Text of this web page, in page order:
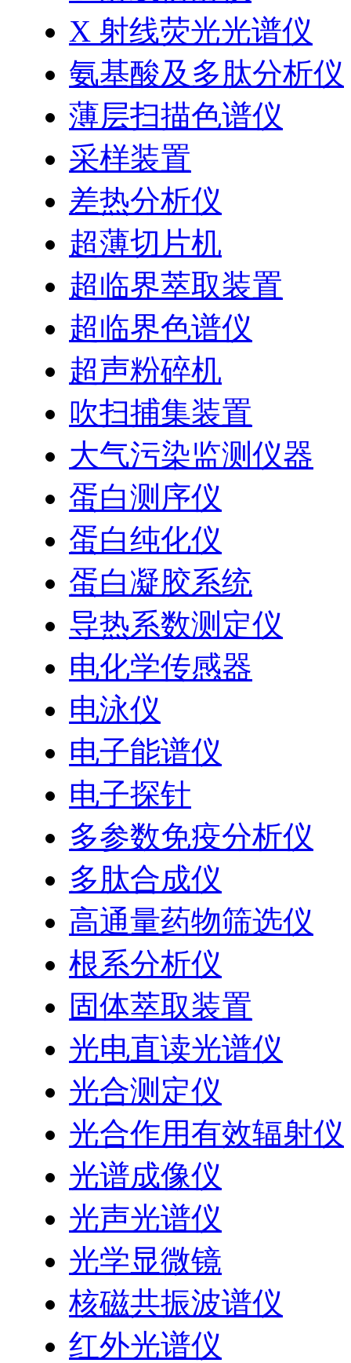
X 射线荧光光谱仪
氨基酸及多肽分析仪
薄层扫描色谱仪
采样装置
差热分析仪
超薄切片机
超临界萃取装置
超临界色谱仪
超声粉碎机
吹扫捕集装置
大气污染监测仪器
蛋白测序仪
蛋白纯化仪
蛋白凝胶系统
导热系数测定仪
电化学传感器
电泳仪
电子能谱仪
电子探针
多参数免疫分析仪
多肽合成仪
高通量药物筛选仪
根系分析仪
固体萃取装置
光电直读光谱仪
光合测定仪
光合作用有效辐射仪
光谱成像仪
光声光谱仪
光学显微镜
核磁共振波谱仪
红外光谱仪